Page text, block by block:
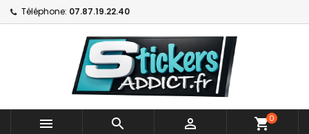
Téléphone: 07.87.19.22.40
   shopping_cart0